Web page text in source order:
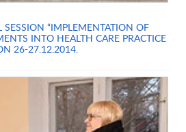
SESSION “IMPLEMENTATION OF
INTO HEALTH CARE PRACTICE
26-27.12.2014.